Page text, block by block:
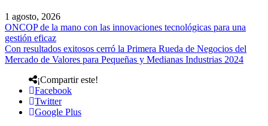
1 agosto, 2026
ONCOP de la mano con las innovaciones tecnológicas para una
gestión eficaz
Con resultados exitosos cerró la Primera Rueda de Negocios del
Mercado de Valores para Pequeñas y Medianas Industrias 2024
¡Compartir este!
Facebook
Twitter
Google Plus